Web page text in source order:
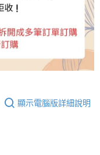
顯示電腦版詳細說明